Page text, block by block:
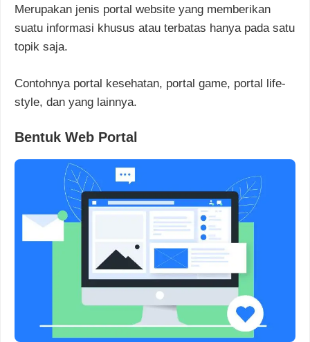
Merupakan jenis portal website yang memberikan
suatu informasi khusus atau terbatas hanya pada satu
topik saja.
Contohnya portal kesehatan, portal game, portal life-
style, dan yang lainnya.
Bentuk Web Portal